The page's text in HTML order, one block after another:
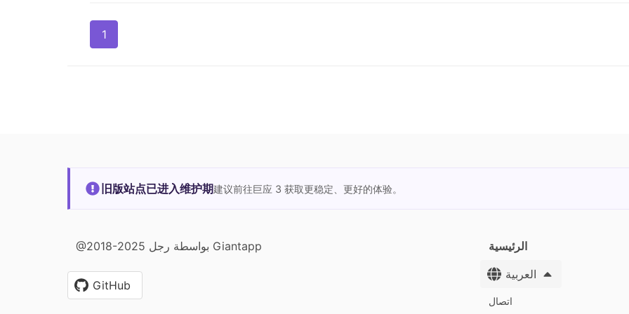
1
旧版站点已进入维护期建议前往巨应 3 获取更稳定、更好的体验。
@2018-2025 بواسطة رجل Giantapp
GitHub
الرئيسية
العربية
اتصال